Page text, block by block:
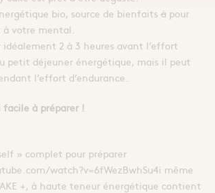
bio, source de bienfaits à pour
votre mental.
idéalement 2 à 3 heures avant l’effort
petit déjeuner énergétique, mais il peut
l’effort d’endurance.
facile à préparer !
» complet pour préparer
watch?v=6fWezBwhSu4i même
+, à haute teneur énergétique contient